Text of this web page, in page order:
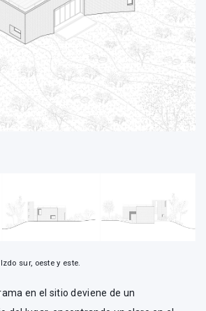
sur, oeste y este.
en el sitio deviene de un